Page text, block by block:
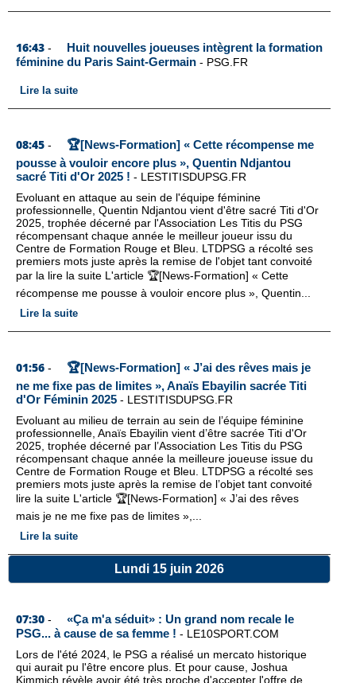
16:43 -
Huit nouvelles joueuses intègrent la formation
féminine du Paris Saint-Germain - PSG.FR
Lire la suite
08:45 -
🏆[News-Formation] « Cette récompense me
pousse à vouloir encore plus », Quentin Ndjantou
sacré Titi d'Or 2025 ! - LESTITISDUPSG.FR
Evoluant en attaque au sein de l'équipe féminine
professionnelle, Quentin Ndjantou vient d'être sacré Titi d'Or
2025, trophée décerné par l'Association Les Titis du PSG
récompensant chaque année le meilleur joueur issu du
Centre de Formation Rouge et Bleu. LTDPSG a récolté ses
premiers mots juste après la remise de l'objet tant convoité
par la lire la suite L'article 🏆[News-Formation] « Cette
récompense me pousse à vouloir encore plus », Quentin...
Lire la suite
01:56 -
🏆[News-Formation] « J’ai des rêves mais je
ne me fixe pas de limites », Anaïs Ebayilin sacrée Titi
d'Or Féminin 2025 - LESTITISDUPSG.FR
Evoluant au milieu de terrain au sein de l’équipe féminine
professionnelle, Anaïs Ebayilin vient d’être sacrée Titi d'Or
2025, trophée décerné par l’Association Les Titis du PSG
récompensant chaque année la meilleure joueuse issue du
Centre de Formation Rouge et Bleu. LTDPSG a récolté ses
premiers mots juste après la remise de l’objet tant convoité
lire la suite L'article 🏆[News-Formation] « J’ai des rêves
mais je ne me fixe pas de limites »,...
Lire la suite
Lundi 15 juin 2026
07:30 -
«Ça m'a séduit» : Un grand nom recale le
PSG... à cause de sa femme ! - LE10SPORT.COM
Lors de l'été 2024, le PSG a réalisé un mercato historique
qui aurait pu l'être encore plus. Et pour cause, Joshua
Kimmich révèle avoir été très proche d'accepter l'offre de